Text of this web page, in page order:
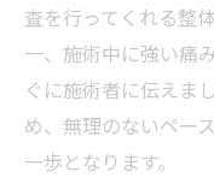
査を行ってくれる整
一、施術中に強い痛
ぐに施術者に伝えま
め、無理のないペー
一歩となります。